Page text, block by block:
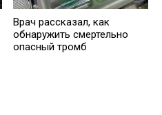
Врач рассказал, как
обнаружить смертельно
опасный тромб